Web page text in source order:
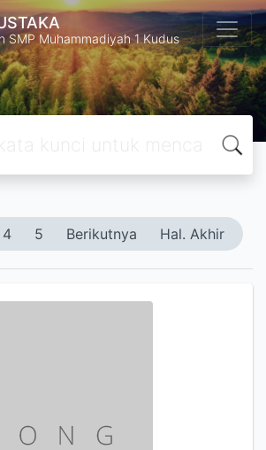
SMP Muhammadiyah 1 Kudus
4 5 Berikutnya Hal. Akhir